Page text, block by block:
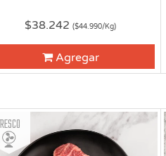
$38.242($44.990/Kg)
Agregar